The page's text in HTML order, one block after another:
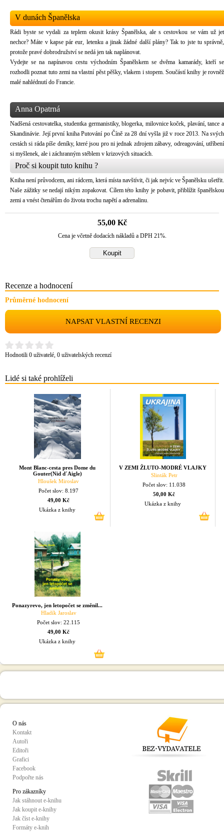
V dunách Španělska
Rádi byste se vydali za teplem okusit krásy Španělska, ale s cestovkou se vám už jet
nechce? Máte v kapse pár eur, letenku a jinak žádné další plány? Tak to jste tu správně,
protože pravé dobrodružství se nedá jen tak naplánovat.
Vydejte se na napínavou cestu východním Španělskem se dvěma kamarády, kteří se
rozhodli poznat tuto zemi na vlastní pěst pěšky, vlakem i stopem. Součástí knihy je rovněž
malé nahlédnutí do Francie.
Anna Opatrná
Nadšená cestovatelka, studentka germanistiky, blogerka, milovnice koček, plavání, tance a
Skandinávie. Její první kniha Putování po Číně za 28 dní vyšla již v roce 2013. Na svých
cestách si ráda píše deníky, které jsou pro ni jednak zdrojem zábavy, odreagování, utříbení
si myšlenek, ale i záchranným stéblem v krizových situacích.
Proč si koupit tuto knihu ?
Kniha není průvodcem, ani rádcem, která místa navštívit, či jak nejvíc ve Španělsku ušetřit.
Naše zážitky se nedají nikým zopakovat. Cílem této knihy je pobavit, přiblížit španělskou
zemi a vnést čtenářům do života trochu napětí a adrenalinu.
55,00 Kč
Cena je včetně dodacích nákladů a DPH 21%.
Recenze a hodnocení
Průměrné hodnocení
NAPSAT VLASTNÍ RECENZI
Hodnotili 0 uživatelé, 0 uživatelských recenzí
Lidé si také prohlíželi
Mont Blanc-cesta pres Dome du
Gouter(Nid d´Aigle)
Hloušek Miroslav
Počet slov: 8.197
49,00 Kč
Ukázka z knihy
V ZEMI ŽLUTO-MODRÉ VLAJKY
Slinták Petr
Počet slov: 11.038
50,00 Kč
Ukázka z knihy
Ponazyrevo, jen letopočet se změnil...
Hladík Jaroslav
Počet slov: 22.115
49,00 Kč
Ukázka z knihy
O nás
Kontakt
Autoři
Editoři
Grafici
Facebook
Podpořte nás
Pro zákazníky
Jak stáhnout e-knihu
Jak koupit e-knihy
Jak číst e-knihy
Formáty e-knih